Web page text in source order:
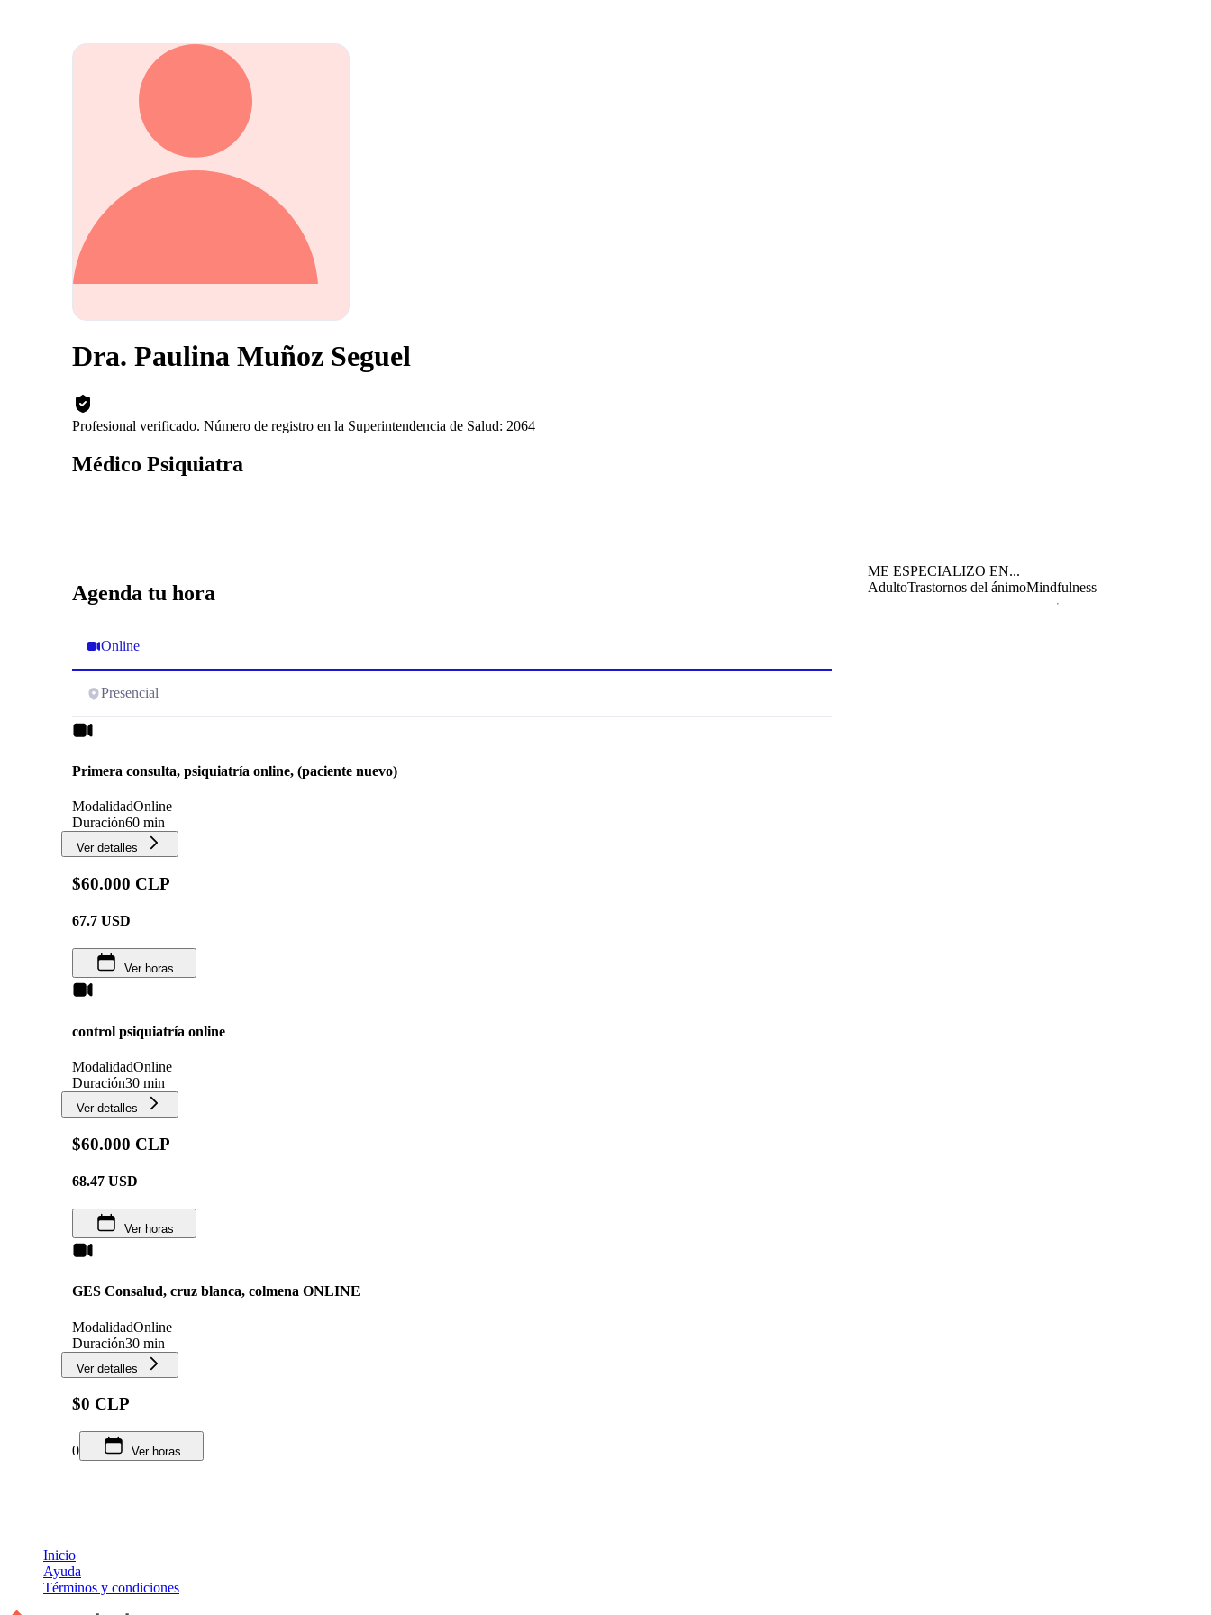
Dra. Paulina Muñoz Seguel
Profesional verificado. Número de registro en la Superintendencia de Salud: 2064
Médico Psiquiatra
Agenda tu hora
Online
Presencial
Primera consulta, psiquiatría online, (paciente nuevo)
ModalidadOnline
Duración60 min
Ver detalles
$60.000 CLP
67.7 USD
Ver horas
control psiquiatría online
ModalidadOnline
Duración30 min
Ver detalles
$60.000 CLP
68.47 USD
Ver horas
GES Consalud, cruz blanca, colmena ONLINE
ModalidadOnline
Duración30 min
Ver detalles
$0 CLP
0 Ver horas
ME ESPECIALIZO EN...
AdultoTrastornos del ánimoMindfulness
Inicio
Ayuda
Términos y condiciones